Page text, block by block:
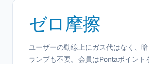
ゼロ摩擦
ユーザーの動線上にガス代はなく、
ランプも不要。会員はPontaポイント